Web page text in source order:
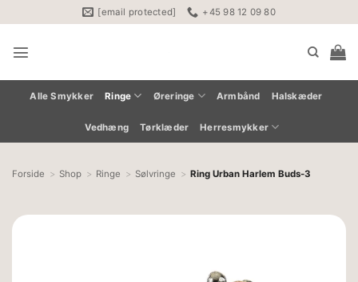
til
indhold
[email protected] +45 98 12 09 80
Alle Smykker Ringe Øreringe Armbånd Halskæder
Vedhæng Tørklæder Herresmykker
Forside Shop Ringe Sølvringe Ring Urban Harlem Buds-3